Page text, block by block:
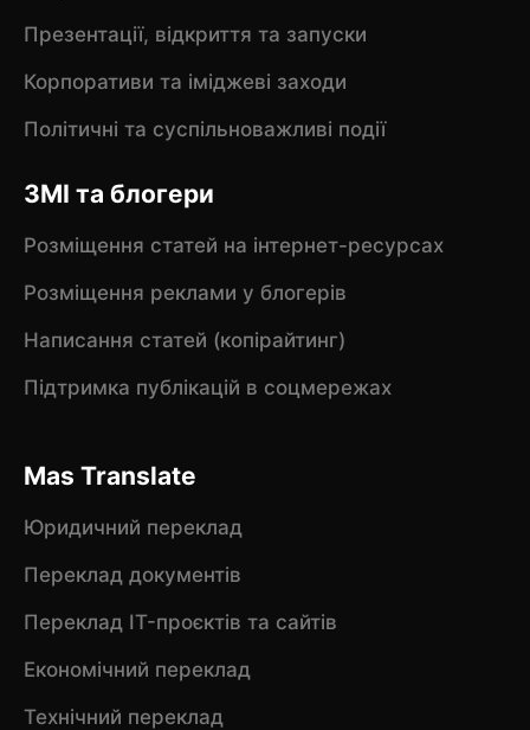
Презентації, відкриття та запуски
Корпоративи та іміджеві заходи
Політичні та суспільноважливі події
ЗМІ та блогери
Розміщення статей на інтернет-ресурсах
Розміщення реклами у блогерів
Написання статей (копірайтинг)
Підтримка публікацій в соцмережах
Mas Translate
Юридичний переклад
Переклад документів
Переклад IT-проєктів та сайтів
Економічний переклад
Технічний переклад